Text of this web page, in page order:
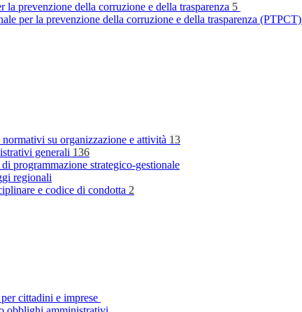
la prevenzione della corruzione e della trasparenza 5
per la prevenzione della corruzione e della trasparenza (PTPCT)
su organizzazione e attività 13
generali 136
programmazione strategico-gestionale
regionali
e codice di condotta 2
cittadini e imprese